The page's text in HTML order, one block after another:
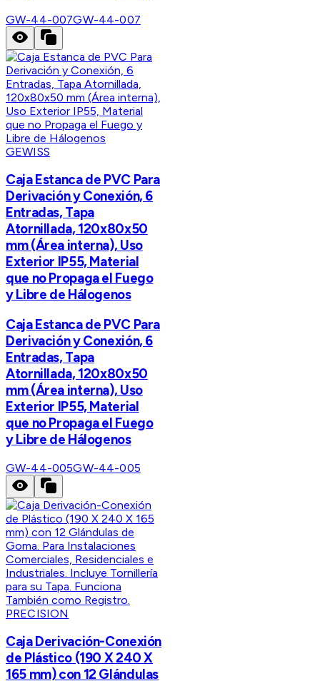
GW-44-007GW-44-007
GEWISS
Caja Estanca de PVC Para
Derivación y Conexión, 6
Entradas, Tapa
Atornillada, 120x80x50
mm (Área interna), Uso
Exterior IP55, Material
que no Propaga el Fuego
y Libre de Hálogenos
Caja Estanca de PVC Para
Derivación y Conexión, 6
Entradas, Tapa
Atornillada, 120x80x50
mm (Área interna), Uso
Exterior IP55, Material
que no Propaga el Fuego
y Libre de Hálogenos
GW-44-005GW-44-005
PRECISION
Caja Derivación-Conexión
de Plástico (190 X 240 X
165 mm) con 12 Glándulas